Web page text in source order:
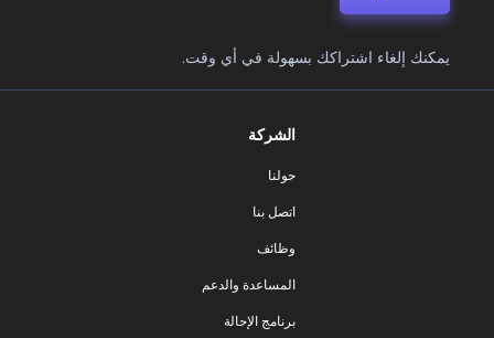
يمكنك إلغاء اشتراكك بسهولة في أي وقت.
الشركة
حولنا
اتصل بنا
وظائف
المساعدة والدعم
برنامج الإحالة